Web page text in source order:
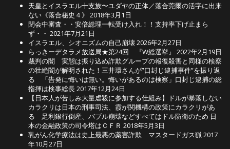
天皇とイスラエル十支族〜ユダヤの正体／落合莞爾の活字に出来
ない《落合秘史４》 2018年3月1日
閉会中審査・・安倍総理一転受け入れ！！支持率下げ止まら
ず・・ 2021年7月21日
イスラエル、シオニズムの自己崩壊2026年2月27日
らっきーデタラメ放送局★第24回 『W総選挙』
2022年2月19日
裁判の闇 実態は振り込め詐欺グループの報復殺害と同様の検察
の壮絶闇が解明された！三井環さんが”口封じ逮捕事件”を振り返
る 「告発に悔いは無い。悔いがあるのは検察」口封じ逮捕の総
指揮は検事総長2017年12月24日
【日本人が苦しみ大量虐殺に参加する仕組み】ドルが暴落しない
カラクリは日本の刑事司法、霞が関機構の政策にカラクリがあ
る 足利銀行倒産、バブル崩壊などすべてはドル防衛のため 日
本の金融政策の司令塔はＣＦＲ 2018年5月3日
乳がん化学療法は史上最悪の薬害詐欺 マスタードガス猟 2017
年10月27日